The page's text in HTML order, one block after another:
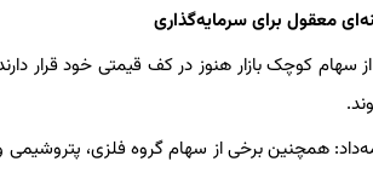
معقول برای سرمایه‌گذاری
کوچک بازار هنوز در کف قیمتی خود قرار
همچنین برخی از سهام گروه فلزی،